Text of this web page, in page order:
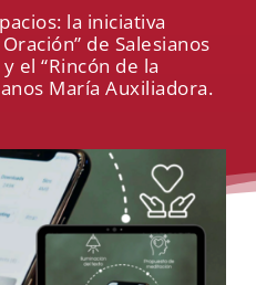
la iniciativa
de Salesianos
el “Rincón de la
María Auxiliadora.